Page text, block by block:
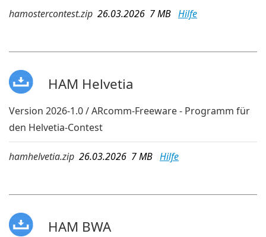
hamostercontest.zip 26.03.2026 7 MB Hilfe
HAM Helvetia
Version 2026-1.0 / ARcomm-Freeware - Programm für
den Helvetia-Contest
hamhelvetia.zip 26.03.2026 7 MB Hilfe
HAM BWA